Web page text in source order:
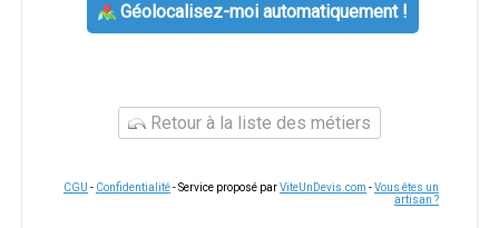
Géolocalisez-moi automatiquement !
Retour à la liste des métiers
CGU - Confidentialité- Service proposé parViteUnDevis.com -Vous êtes un
artisan ?